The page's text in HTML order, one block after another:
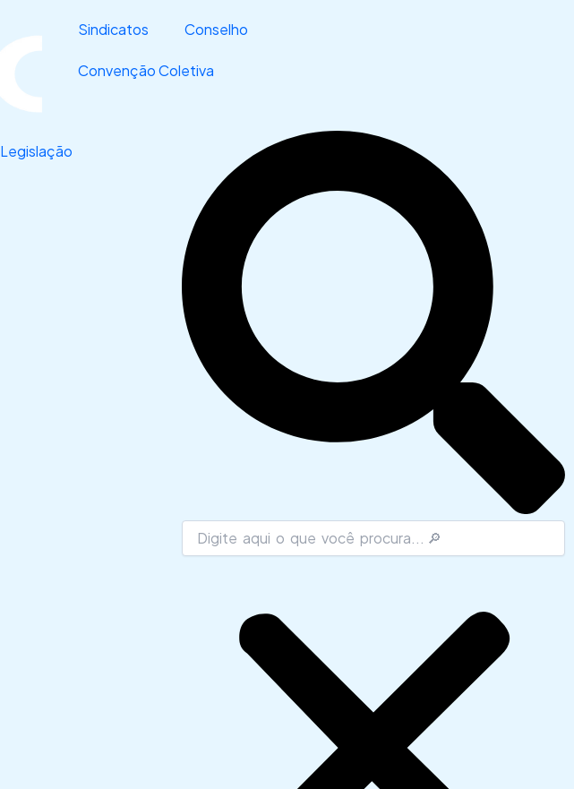
Sindicatos Conselho
Convenção Coletiva
Legislação